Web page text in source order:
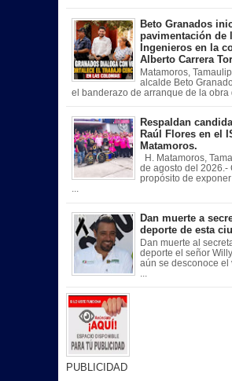
Beto Granados
pavimentación de
Ingenieros en la
Alberto Carrera
Matamoros,
alcalde Beto
el banderazo de arranque de la obra
Respaldan
Raúl Flores en el
Matamoros.
H. Matamoros,
de agosto del 2026.-
propósito de
Dan muerte a
deporte de esta
Dan muerte al
deporte el señor Willy
aún se desconoce el
PUBLICIDAD